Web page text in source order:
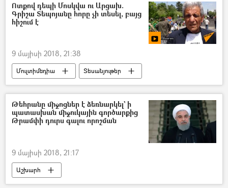
Ոտքով դեպի Մոսկվա ու Արցախ.
Գրիշա Տեպոյանը հորը չի տեսել, բայց
հիշում է
9 մայիսի 2018, 21:38
Մուլտիմեդիա Տեսանյութեր
Թեհրանը միջոցներ է ձեռնարկել` ի
պատասխան միջուկային գործարքից
Թրամփի դուրս գալու որոշման
9 մայիսի 2018, 21:17
Աշխարհ